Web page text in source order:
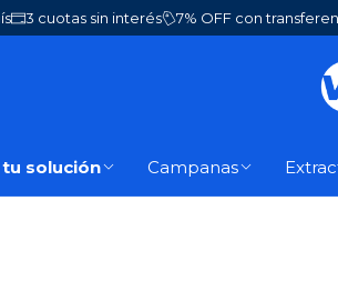
3 cuotas sin interés 7% OFF con
solución Campanas